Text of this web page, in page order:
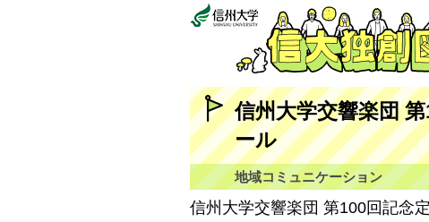
信州大学交響楽団
ール
地域コミュニケーション
信州大学交響楽団 第100回記念